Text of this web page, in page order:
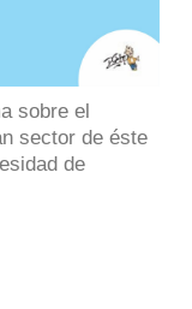
sobre el
sector de éste
de